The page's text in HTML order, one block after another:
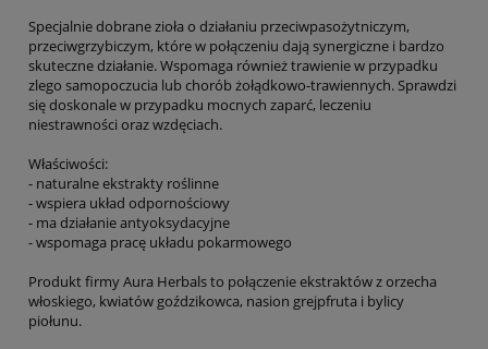
Specjalnie dobrane zioła o działaniu przeciwpasożytniczym,
przeciwgrzybiczym, które w połączeniu dają synergiczne i bardzo
skuteczne działanie. Wspomaga również trawienie w przypadku
zlego samopoczucia lub chorób żołądkowo-trawiennych. Sprawdzi
się doskonale w przypadku mocnych zaparć, leczeniu
niestrawności oraz wzdęciach.
Właściwości:
- naturalne ekstrakty roślinne
- wspiera układ odpornościowy
- ma działanie antyoksydacyjne
- wspomaga pracę układu pokarmowego
Produkt firmy Aura Herbals to połączenie ekstraktów z orzecha
włoskiego, kwiatów goździkowca, nasion grejpfruta i bylicy
piołunu.